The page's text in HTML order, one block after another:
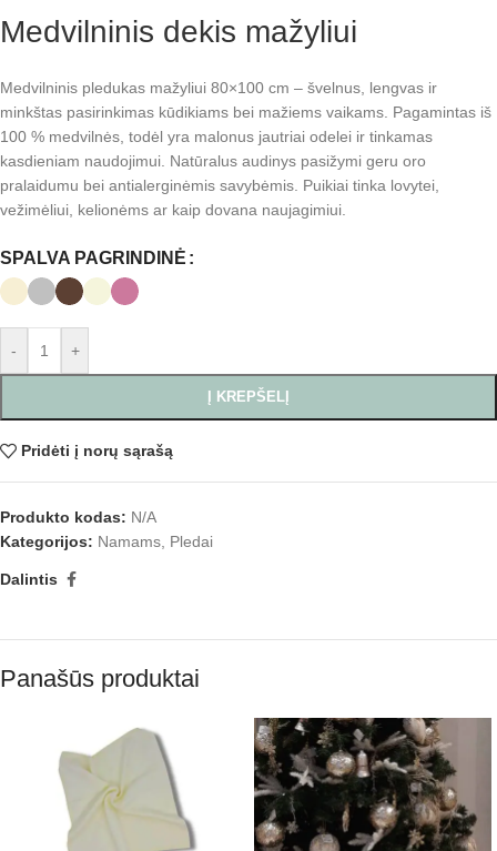
Medvilninis dekis mažyliui
Medvilninis pledukas mažyliui 80×100 cm – švelnus, lengvas ir
minkštas pasirinkimas kūdikiams bei mažiems vaikams. Pagamintas iš
100 % medvilnės, todėl yra malonus jautriai odelei ir tinkamas
kasdieniam naudojimui. Natūralus audinys pasižymi geru oro
pralaidumu bei antialerginėmis savybėmis. Puikiai tinka lovytei,
vežimėliui, kelionėms ar kaip dovana naujagimiui.
SPALVA PAGRINDINĖ
- +
Į KREPŠELĮ
Pridėti į norų sąrašą
Produkto kodas: N/A
Kategorijos: Namams Pledai
Dalintis
Panašūs produktai